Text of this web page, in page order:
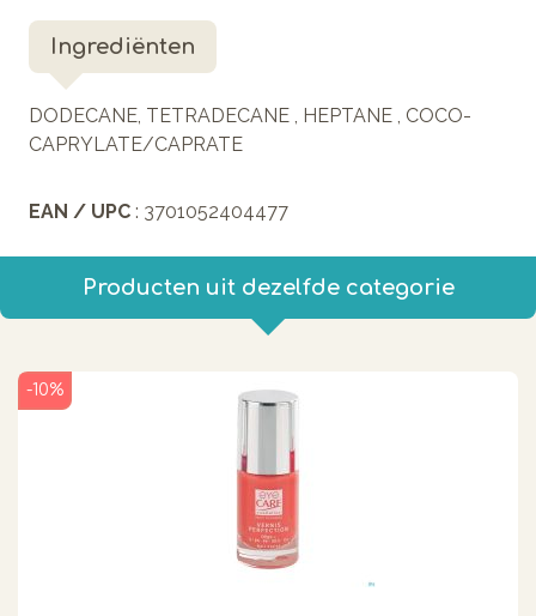
Ingrediënten
DODECANE, TETRADECANE , HEPTANE , COCO-
CAPRYLATE/CAPRATE
EAN / UPC : 3701052404477
Producten uit dezelfde categorie
-10%